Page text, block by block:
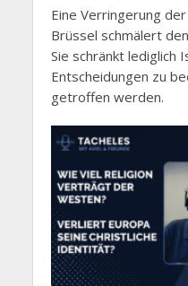
Eine Verringerung
Brüssel schmälert
Sie schränkt lediglich
Entscheidungen zu
getroffen werden.